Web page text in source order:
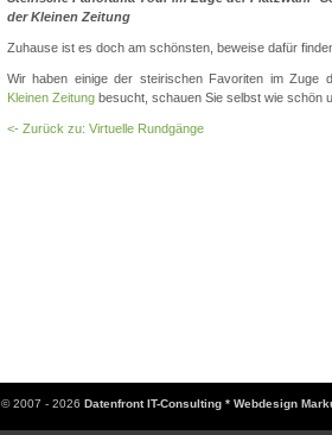
der Kleinen Zeitung
Zuhause ist es doch am schönsten, beweise dafür
Wir haben einige der steirischen Favoriten im Zuge
Kleinen Zeitung besucht, schauen Sie selbst wie schön
<- Zurück zu: Virtuelle Rundgänge
© 2007 - 2026 Datenfront IT-Consulting * Webdesign